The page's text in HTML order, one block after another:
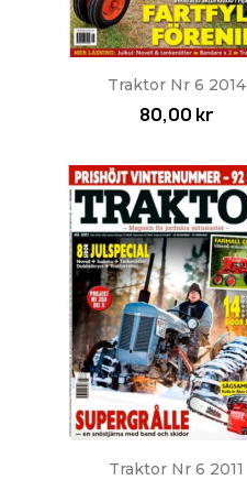
Snabbvy
Traktor Nr 6 2014
80,00 kr
Snabbvy
Traktor Nr 6 2011